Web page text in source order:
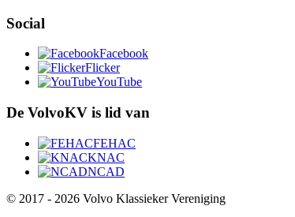
Social
Facebook
Flicker
YouTube
De VolvoKV is lid van
FEHAC
KNAC
NCAD
© 2017 - 2026 Volvo Klassieker Vereniging